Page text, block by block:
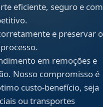
eficiente, seguro e com
e preservar o
em remoções e
Nosso compromisso é
custo-benefício, seja
ou transportes